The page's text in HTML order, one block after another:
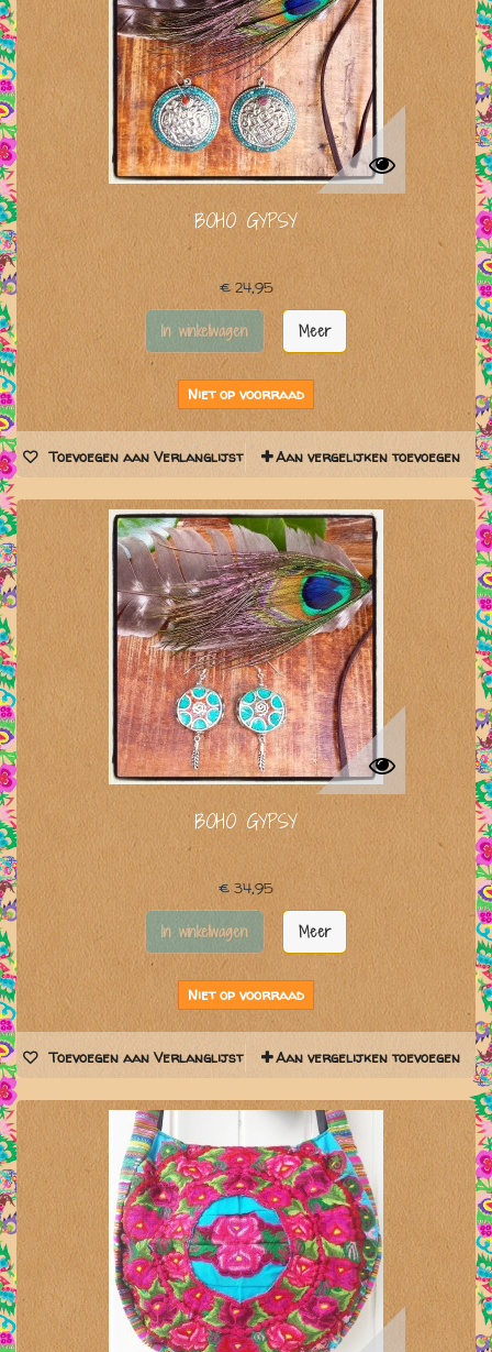
BOHO GYPSY
€ 24,95
In winkelwagen Meer
Niet op voorraad
Toevoegen aan Verlanglijst Aan vergelijken toevoegen
BOHO GYPSY
€ 34,95
In winkelwagen Meer
Niet op voorraad
Toevoegen aan Verlanglijst Aan vergelijken toevoegen